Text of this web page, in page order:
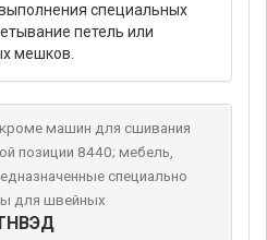
специальных
петель или
мешков.
машин для сшивания
позиции 8440; мебель,
специально
для швейных